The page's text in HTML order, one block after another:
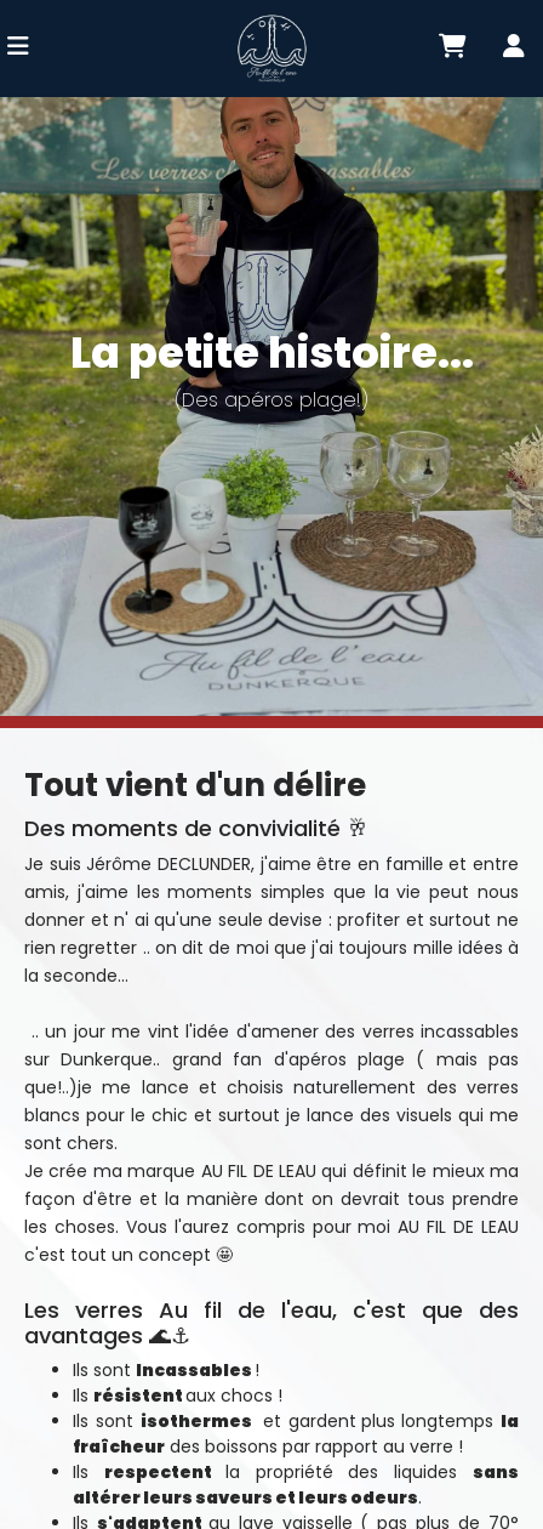
La petite histoire...
(Des apéros plage!)
Tout vient d'un délire
Des moments de convivialité 🥂
Je suis Jérôme DECLUNDER, j'aime être en famille et entre
amis, j'aime les moments simples que la vie peut nous
donner et n' ai qu'une seule devise : profiter et surtout ne
rien regretter .. on dit de moi que j'ai toujours mille idées à
la seconde...
.. un jour me vint l'idée d'amener des verres incassables
sur Dunkerque.. grand fan d'apéros plage ( mais pas
que!..)je me lance et choisis naturellement des verres
blancs pour le chic et surtout je lance des visuels qui me
sont chers.
Je crée ma marque AU FIL DE LEAU qui définit le mieux ma
façon d'être et la manière dont on devrait tous prendre
les choses. Vous l'aurez compris pour moi AU FIL DE LEAU
c'est tout un concept 🤩
Les verres Au fil de l'eau, c'est que des
avantages 🌊⚓
Ils sont Incassables !
Ils résistentaux chocs !
Ils sont isothermes et gardent plus longtemps la
fraîcheur des boissons par rapport au verre !
Ils respectent la propriété des liquidessans
altérer leurs saveurs et leurs odeurs.
Ils s'adaptent au lave vaisselle ( pas plus de 70°